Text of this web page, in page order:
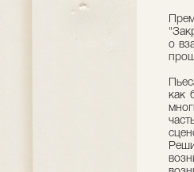
о
как